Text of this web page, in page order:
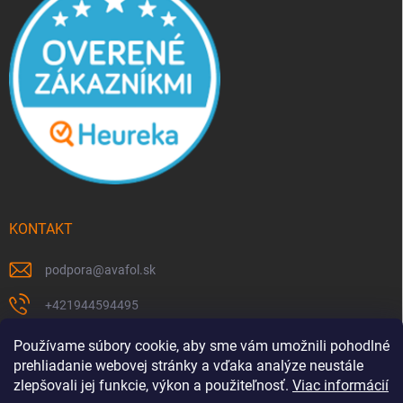
Používame súbory cookie, aby sme vám umožnili pohodlné
prehliadanie webovej stránky a vďaka analýze neustále
zlepšovali jej funkcie, výkon a použiteľnosť. Viac informácií
KONTAKT
podpora@avafol.sk
+421944594495
https://www.facebook.com/p/avafolsk-100091961793102/
avafol.sk/